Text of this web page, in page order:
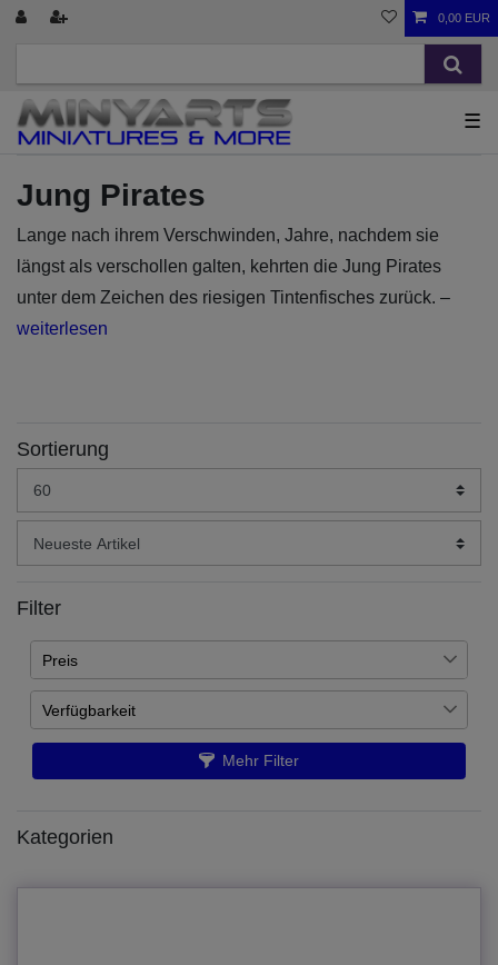
0,00 EUR
☰
Jung Pirates
Lange nach ihrem Verschwinden, Jahre, nachdem sie
längst als verschollen galten, kehrten die Jung Pirates
unter dem Zeichen des riesigen Tintenfisches zurück. –
weiterlesen
Sortierung
Filter
Preis
€ ― €
Übernehmen
Verfügbarkeit
Auf Lager 3
Mehr Filter
Kategorien